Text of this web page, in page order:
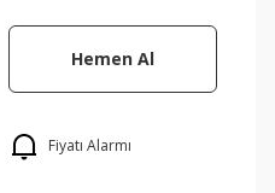
Hemen Al
Fiyatı Alarmı